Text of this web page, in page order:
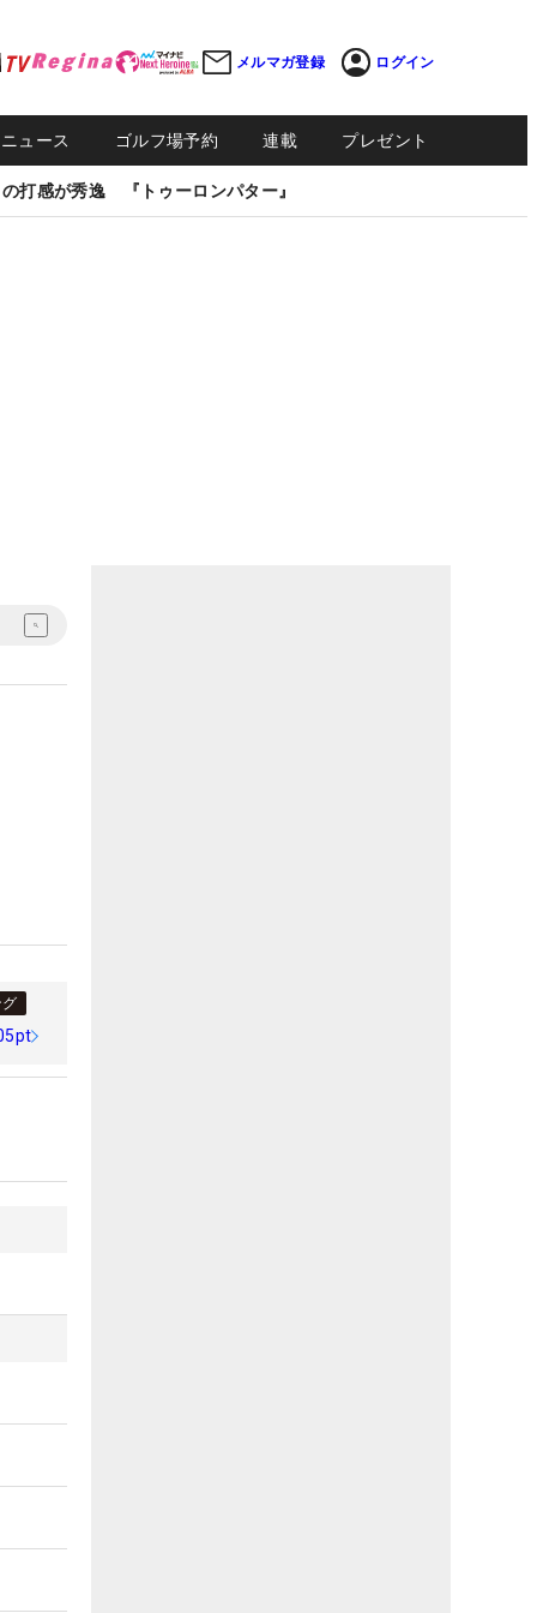
メルマガ登録 ログイン
ュース ゴルフ場予約 連載 プレゼント
打感が秀逸 『トゥーロンパター』